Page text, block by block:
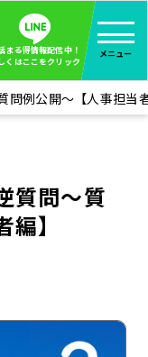
まる得情報配信中！
くはここをクリック
メニュー
全て見る
調査！
全て見る
成功談
てみた
全て見る
るべきこと
問例公開～【人事担当
質問～質
】